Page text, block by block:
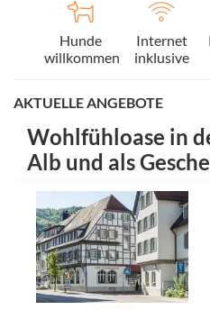
Hunde
willkommen
Internet
inklusive
AKTUELLE ANGEBOTE
Wohlfühloase in
Alb und als